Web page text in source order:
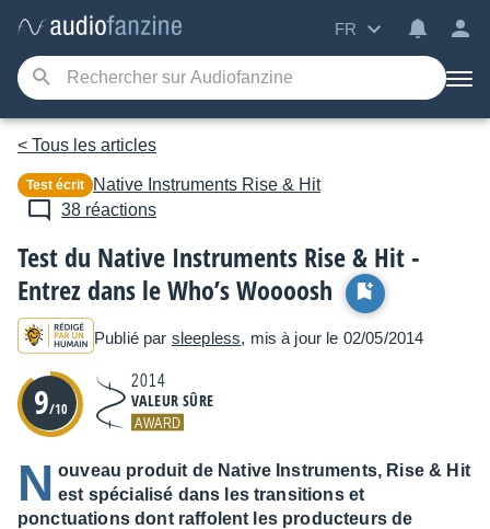
FR
< Tous les articles
Test écrit Native Instruments Rise & Hit
38 réactions
Test du Native Instruments Rise & Hit -
Entrez dans le Who’s Woooosh
Publié par sleepless, mis à jour le 02/05/2014
9/10
2014
VALEUR SÛRE
AWARD
N ouveau produit de Native Instruments, Rise & Hit
est spécialisé dans les transitions et
ponctuations dont raffolent les producteurs de